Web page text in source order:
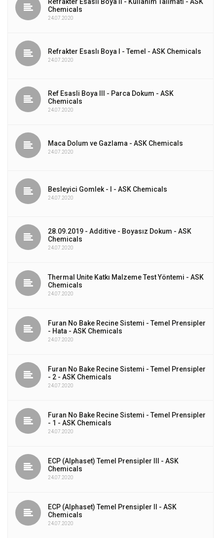
Chemicals
24.07.2020
Refrakter Esaslı Boya I - Temel - ASK Chemicals
24.07.2020
Ref Esasli Boya III - Parca Dokum - ASK
Chemicals
24.07.2020
Maca Dolum ve Gazlama - ASK Chemicals
24.07.2020
Besleyici Gomlek - I - ASK Chemicals
24.07.2020
28.09.2019 - Additive - Boyasız Dokum - ASK
Chemicals
24.07.2020
Thermal Unite Katkı Malzeme Test Yöntemi - ASK
Chemicals
24.07.2020
Furan No Bake Recine Sistemi - Temel Prensipler
- Hata - ASK Chemicals
24.07.2020
Furan No Bake Recine Sistemi - Temel Prensipler
- 2 - ASK Chemicals
24.07.2020
Furan No Bake Recine Sistemi - Temel Prensipler
- 1 - ASK Chemicals
24.07.2020
ECP (Alphaset) Temel Prensipler III - ASK
Chemicals
24.07.2020
ECP (Alphaset) Temel Prensipler II - ASK
Chemicals
24.07.2020